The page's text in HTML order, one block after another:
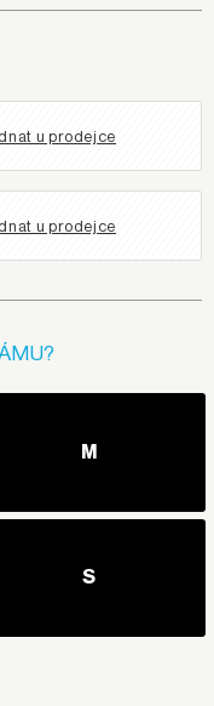
u prodejce
u prodejce
M
S